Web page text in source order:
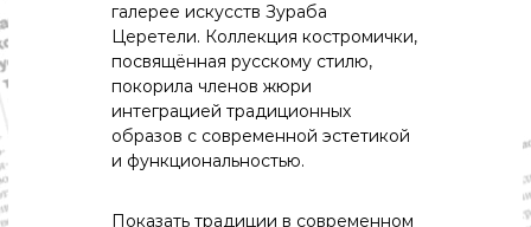
а
с
т
и
.
в
галерее искусств Зураба
Церетели. Коллекция костромички,
посвящённая русскому стилю,
покорила членов жюри
интеграцией традиционных
образов с современной эстетикой
и функциональностью.
Показать традиции в современном